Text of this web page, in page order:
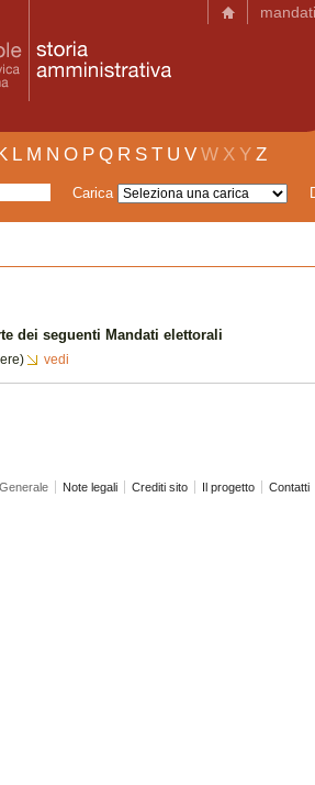
mandati
L M N O P Q R S T U V W X Y Z
Carica
dei seguenti Mandati elettorali
vedi
Note legali Crediti sito Il progetto Contatti